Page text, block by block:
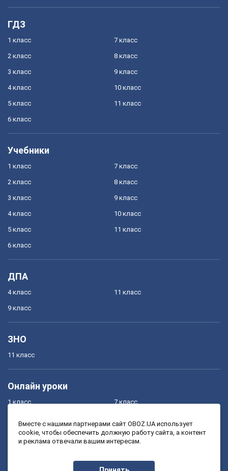
ГДЗ
1 класс
2 класс
3 класс
4 класс
5 класс
6 класс
7 класс
8 класс
9 класс
10 класс
11 класс
Учебники
1 класс
2 класс
3 класс
4 класс
5 класс
6 класс
7 класс
8 класс
9 класс
10 класс
11 класс
ДПА
4 класс
9 класс
11 класс
ЗНО
11 класс
Онлайн уроки
1 класс
3 класс
7 класс
9 класс
Вместе с нашими партнерами сайт OBOZ.UA использует
cookie, чтобы обеспечить должную работу сайта, а контент
и реклама отвечали вашим интересам.